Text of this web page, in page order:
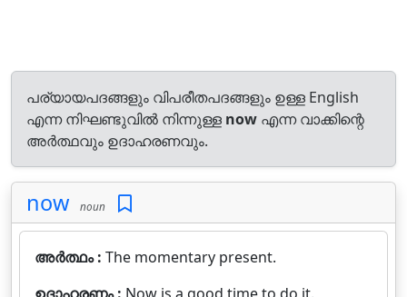
പര്യായപദങ്ങളും വിപരീതപദങ്ങളും ഉള്ള English
എന്ന നിഘണ്ടുവിൽ നിന്നുള്ള now എന്ന വാക്കിന്റെ
അർത്ഥവും ഉദാഹരണവും.
now noun
അർത്ഥം : The momentary present.